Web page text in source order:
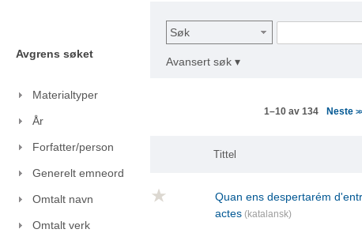
Avgrens søket
Materialtyper
År
Forfatter/person
Generelt emneord
Omtalt navn
Omtalt verk
Søk
Avansert søk ▾
1–10 av 134 Neste >>
Tittel
Quan ens despertarém
actes (katalansk)